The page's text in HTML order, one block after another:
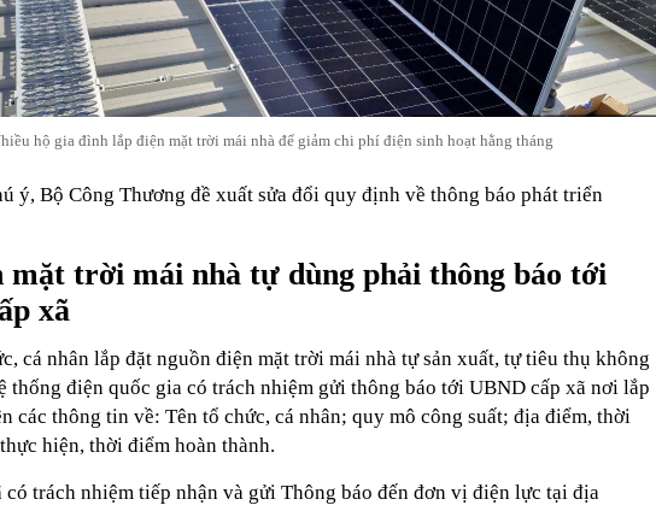
hộ gia đình lắp điện mặt trời mái nhà để giảm chi phí điện sinh hoạt hằng tháng
ý, Bộ Công Thương đề xuất sửa đổi quy định về thông báo phát triển
mặt trời mái nhà tự dùng phải thông báo tới
xã
cá nhân lắp đặt nguồn điện mặt trời mái nhà tự sản xuất, tự tiêu thụ không
thống điện quốc gia có trách nhiệm gửi thông báo tới UBND cấp xã nơi lắp
các thông tin về: Tên tổ chức, cá nhân; quy mô công suất; địa điểm, thời
hiện, thời điểm hoàn thành.
có trách nhiệm tiếp nhận và gửi Thông báo đến đơn vị điện lực tại địa